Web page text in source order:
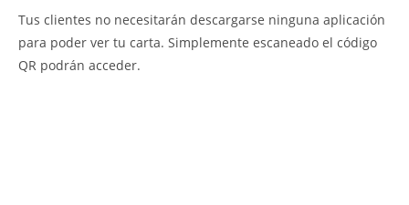
Tus clientes no necesitarán descargarse ninguna aplicación
para poder ver tu carta. Simplemente escaneado el código
QR podrán acceder.